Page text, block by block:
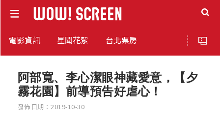
電影資訊 星聞花絮 台北票房
阿部寬、李心潔眼神藏愛意，【夕
霧花園】前導預告好虐心！
發佈日期：2019-10-30